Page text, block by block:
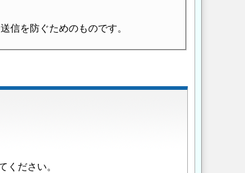
信を防ぐためのものです。
ください。